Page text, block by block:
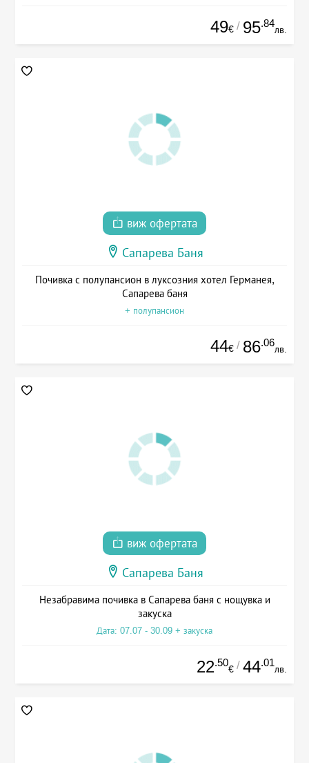
49€ / 95.84
лв.
виж офертата
Сапарева Баня
Почивка с полупансион в луксозния хотел Германея,
Сапарева баня
+ полупансион
44€ / 86.06
лв.
виж офертата
Сапарева Баня
Незабравима почивка в Сапарева баня с нощувка и
закуска
Дата: 07.07 - 30.09 + закуска
22.50
€ / 44.01
лв.